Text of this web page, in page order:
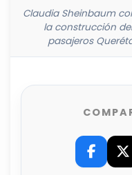
Claudia Sheinbaum
la construcción
pasajeros